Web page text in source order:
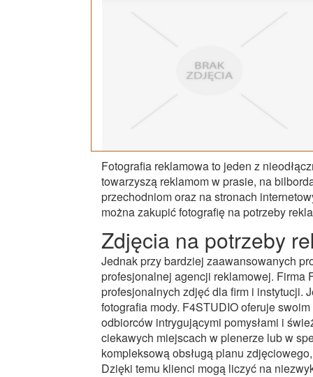
Fotografia reklamowa to jeden z
towarzyszą reklamom w prasie, na
przechodniom oraz na stronach
można zakupić fotografię na potrzeby
Zdjęcia na potrzeby
Jednak przy bardziej zaawansowanych
profesjonalnej agencji reklamowej. Firma
profesjonalnych zdjęć dla firm i instytucji.
fotografia mody. F4STUDIO oferuje
odbiorców intrygującymi pomysłami i
ciekawych miejscach w plenerze lub w
kompleksową obsługą planu
Dzięki temu klienci mogą liczyć na